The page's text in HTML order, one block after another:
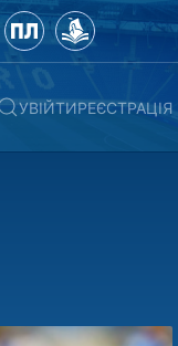
УВІЙТИРЕЄСТРАЦІЯ